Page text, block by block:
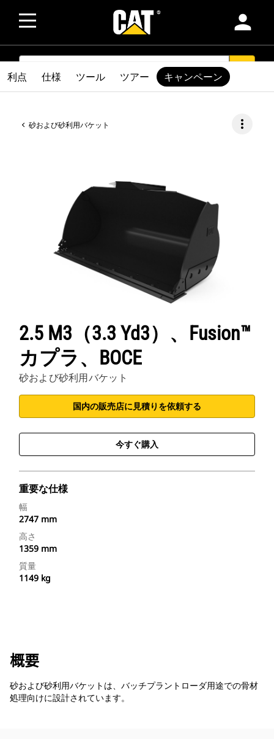
person
SEARCH
砂および砂利用バケット more_vert
2.5 M3（3.3 Yd3）、Fusion™
カプラ、BOCE
砂および砂利用バケット
国内の販売店に見積りを依頼する
今すぐ購入
重要な仕様
幅
2747 mm
高さ
1359 mm
質量
1149 kg
利点 仕様 ツール ツアー キャンペーン
概要
砂および砂利用バケットは、バッチプラントローダ用途での骨材
処理向けに設計されています。